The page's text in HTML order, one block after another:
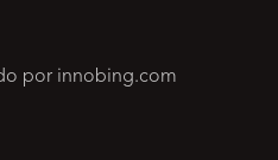
por innobing.com